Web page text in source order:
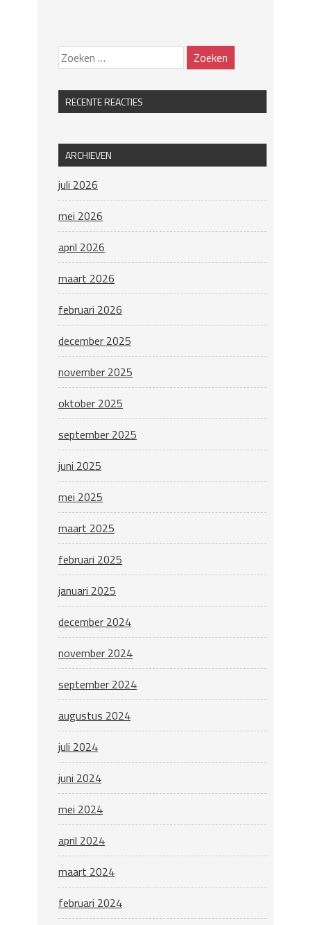
RECENTE REACTIES
ARCHIEVEN
juli 2026
mei 2026
april 2026
maart 2026
februari 2026
december 2025
november 2025
oktober 2025
september 2025
juni 2025
mei 2025
maart 2025
februari 2025
januari 2025
december 2024
november 2024
september 2024
augustus 2024
juli 2024
juni 2024
mei 2024
april 2024
maart 2024
februari 2024